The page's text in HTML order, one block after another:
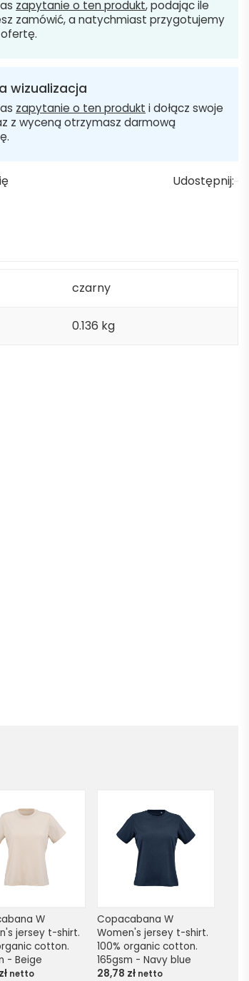
zapytanie o ten produkt, podając ile
zamówić, a natychmiast przygotujemy
wizualizacja
zapytanie o ten produkt i dołącz swoje
z wyceną otrzymasz darmową
Udostępnij:
czarny
0.136 kg
W
jersey t-shirt.
cotton.
- Beige
zł netto
Copacabana W
Women's jersey t-shirt.
100% organic cotton.
165gsm - Navy blue
28,78 zł netto